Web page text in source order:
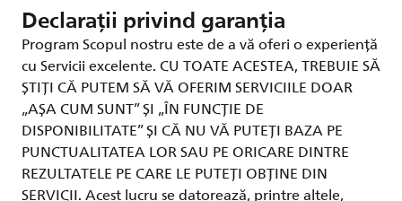
Declarații privind garanția
Program Scopul nostru este de a vă oferi o experiență
cu Servicii excelente. CU TOATE ACESTEA, TREBUIE SĂ
ȘTIȚI CĂ PUTEM SĂ VĂ OFERIM SERVICIILE DOAR
„AȘA CUM SUNT” ȘI „ÎN FUNCȚIE DE
DISPONIBILITATE” ȘI CĂ NU VĂ PUTEȚI BAZA PE
PUNCTUALITATEA LOR SAU PE ORICARE DINTRE
REZULTATELE PE CARE LE PUTEȚI OBȚINE DIN
SERVICII. Acest lucru se datorează, printre altele,